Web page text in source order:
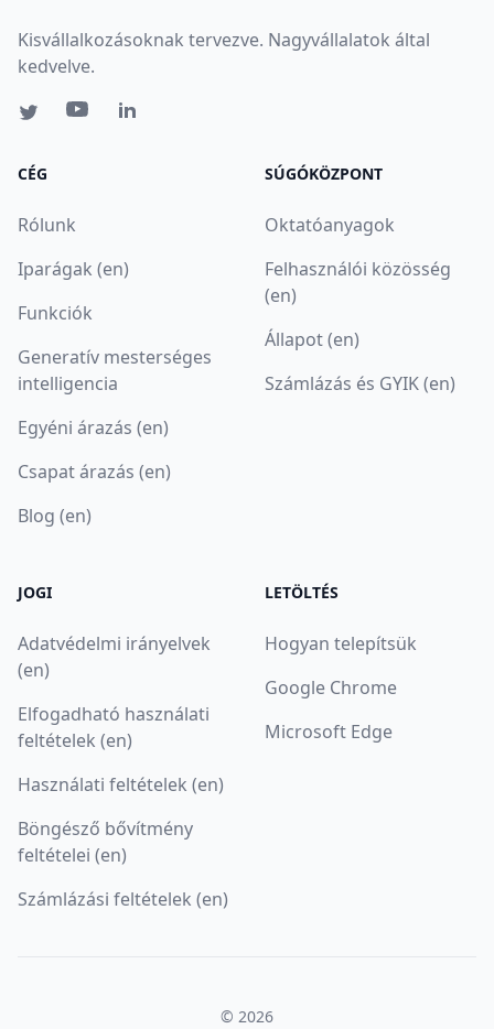
Kisvállalkozásoknak tervezve. Nagyvállalatok által
kedvelve.
CÉG
Rólunk
Iparágak (en)
Funkciók
Generatív mesterséges
intelligencia
Egyéni árazás (en)
Csapat árazás (en)
Blog (en)
SÚGÓKÖZPONT
Oktatóanyagok
Felhasználói közösség
(en)
Állapot (en)
Számlázás és GYIK (en)
JOGI
Adatvédelmi irányelvek
(en)
Elfogadható használati
feltételek (en)
Használati feltételek (en)
Böngésző bővítmény
feltételei (en)
Számlázási feltételek (en)
LETÖLTÉS
Hogyan telepítsük
Google Chrome
Microsoft Edge
© 2026